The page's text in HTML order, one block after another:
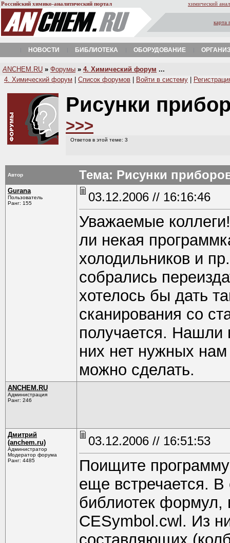
Российский химико-аналитический портал химический
карта
НОВОСТИ БИБЛИОТЕКА ОБОРУДОВАНИЕ
A NCHEM.RU » Форумы » 4. Химический форум ...
4. Химический форум
Список форумов Войти в систему
Рисунки
>>>
Ответов в этой теме: 3
Автор Тема: Рисунки
Gurana
Пользователь
Ранг: 155
03.12.2006 // 16:16:46
Уважаемые
ли некая
холодильников и
собрались
хотелось бы дать
сканирования со
получается. Нашли
них нет нужных
можно сделать.
ANCHEM.RU
Администрация
Ранг: 246
Дмитрий
(anchem.ru)
Администратор
Модератор форума
Ранг: 4485
03.12.2006 // 16:51:53
Поищите
еще встречается.
библиотек формул,
CESymbol.cwl. Из